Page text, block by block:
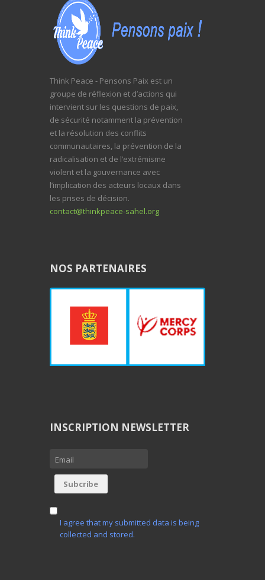
Think Peace - Pensons Paix est un
groupe de réflexion et d’actions qui
intervient sur les questions de paix,
de sécurité notamment la prévention
et la résolution des conflits
communautaires, la prévention de la
radicalisation et de l’extrémisme
violent et la gouvernance avec
l’implication des acteurs locaux dans
les prises de décision.
contact@thinkpeace-sahel.org
NOS PARTENAIRES
INSCRIPTION NEWSLETTER
I agree that my submitted data is being
collected and stored.